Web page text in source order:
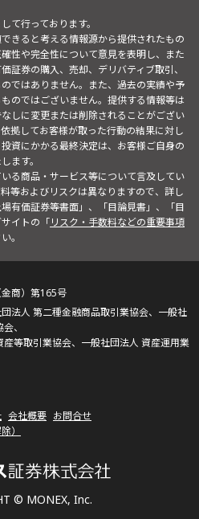
て行っております。
きると考える情報源から提供されたもの
性や完全性について意見を表明し、また
証券の購入、売却、デリバティブ取引、
ではありません。また、過去の実績や予
のではございません。提供する情報等は
しに変更または削除されることがござい
拠してお客様が取った行動の結果に対し
資にかかる最終決定は、お客様ご自身の
ます。
る商品・サービス等について言及してい
等およびリスクは異なりますので、詳し
有価証券等書面」、「目論見書」、「目
イトの「リスク・手数料などの重要事項
。
© MONEX, Inc.
商）第165号
法人 第二種金融商品取引業協会、一般社
、
等取引業協会、一般社団法人 資産運用業
会社概要 お問合せ
）